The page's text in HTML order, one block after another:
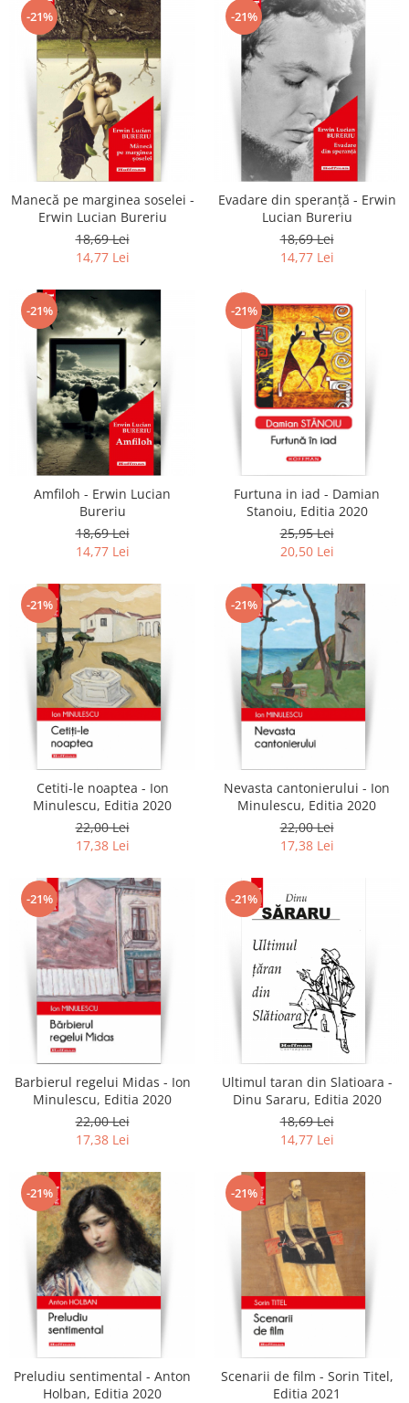
-21%
Manecă pe marginea soselei -
Erwin Lucian Bureriu
18,69 Lei
14,77 Lei
-21%
Evadare din speranță - Erwin
Lucian Bureriu
18,69 Lei
14,77 Lei
-21%
Amfiloh - Erwin Lucian
Bureriu
18,69 Lei
14,77 Lei
-21%
Furtuna in iad - Damian
Stanoiu, Editia 2020
25,95 Lei
20,50 Lei
-21%
Cetiti-le noaptea - Ion
Minulescu, Editia 2020
22,00 Lei
17,38 Lei
-21%
Nevasta cantonierului - Ion
Minulescu, Editia 2020
22,00 Lei
17,38 Lei
-21%
Barbierul regelui Midas - Ion
Minulescu, Editia 2020
22,00 Lei
17,38 Lei
-21%
Ultimul taran din Slatioara -
Dinu Sararu, Editia 2020
18,69 Lei
14,77 Lei
-21%
Preludiu sentimental - Anton
Holban, Editia 2020
-21%
Scenarii de film - Sorin Titel,
Editia 2021